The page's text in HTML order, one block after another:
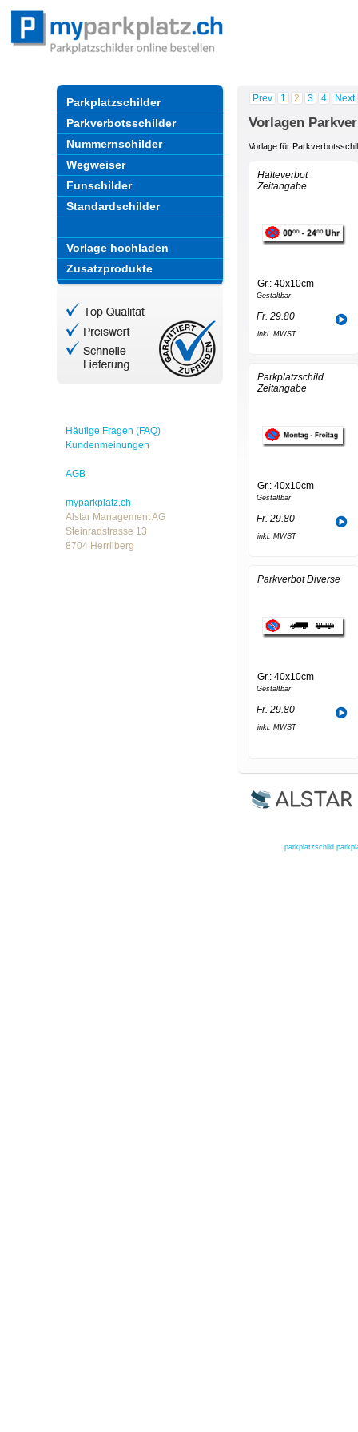
Parkplatzschilder
Parkverbotsschilder
Nummernschilder
Wegweiser
Funschilder
Standardschilder
Vorlage hochladen
Zusatzprodukte
Häufige Fragen (FAQ)
Kundenmeinungen
AGB
myparkplatz.ch
Alstar Management AG
Steinradstrasse 13
8704 Herrliberg
Prev 1 2 3 4 Next
Vorlagen
Vorlage für
Halteverbot
Zeitangabe
Gr.: 40x10cm
Gestaltbar
Fr. 29.80
inkl. MWST
Parkplatzschild
Zeitangabe
Gr.: 40x10cm
Gestaltbar
Fr. 29.80
inkl. MWST
Parkverbot Diverse
Gr.: 40x10cm
Gestaltbar
Fr. 29.80
inkl. MWST
parkplatzschild